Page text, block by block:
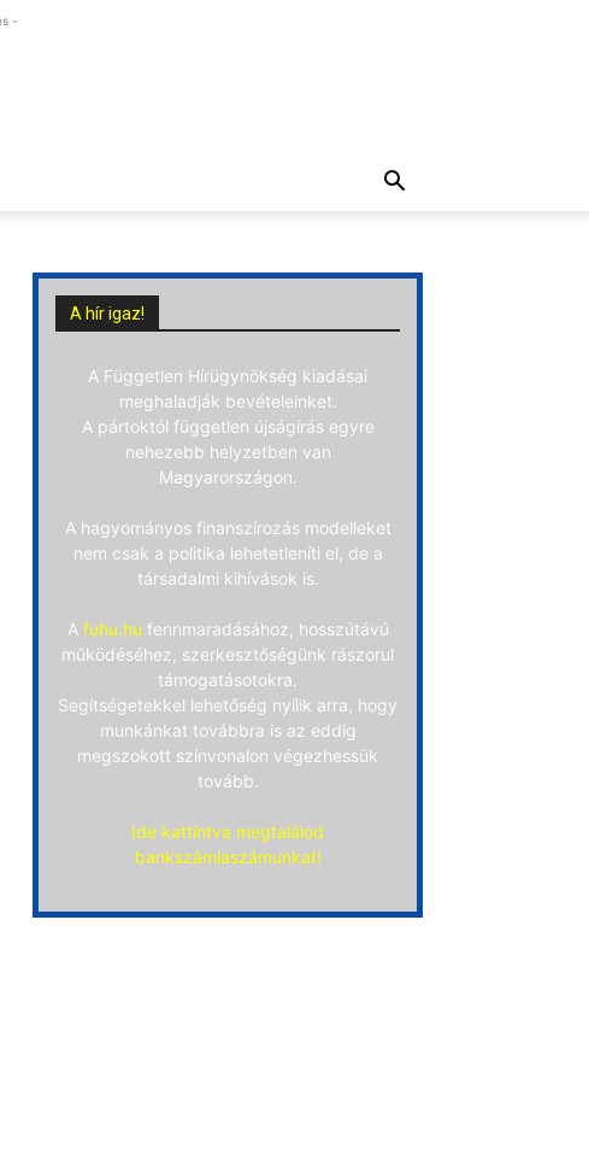
-
A hír igaz!
A Független Hírügynökség kiadásai
meghaladják bevételeinket.
A pártoktól független újságírás egyre
nehezebb helyzetben van
Magyarországon.
A hagyományos finanszírozás modelleket
nem csak a politika lehetetleníti el, de a
társadalmi kihívások is.
A fuhu.hu fennmaradásához, hosszútávú
működéséhez, szerkesztőségünk rászorul
támogatásotokra.
Segítségetekkel lehetőség nyílik arra, hogy
munkánkat továbbra is az eddig
megszokott színvonalon végezhessük
tovább.
Ide kattintva megtalálod
bankszámlaszámunkat!